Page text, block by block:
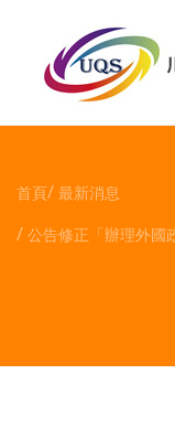
首頁 最新消息
公告修正「辦理外國